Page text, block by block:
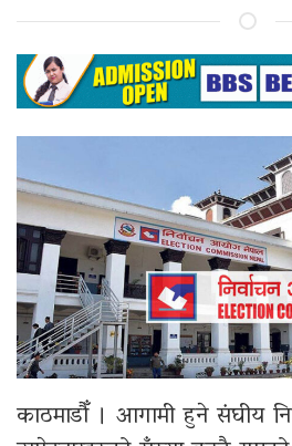
काठमाडौँ । आगामी हुने संघीय